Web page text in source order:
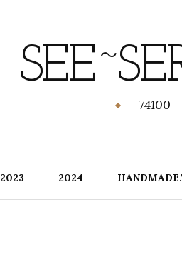
74100
2023 2024